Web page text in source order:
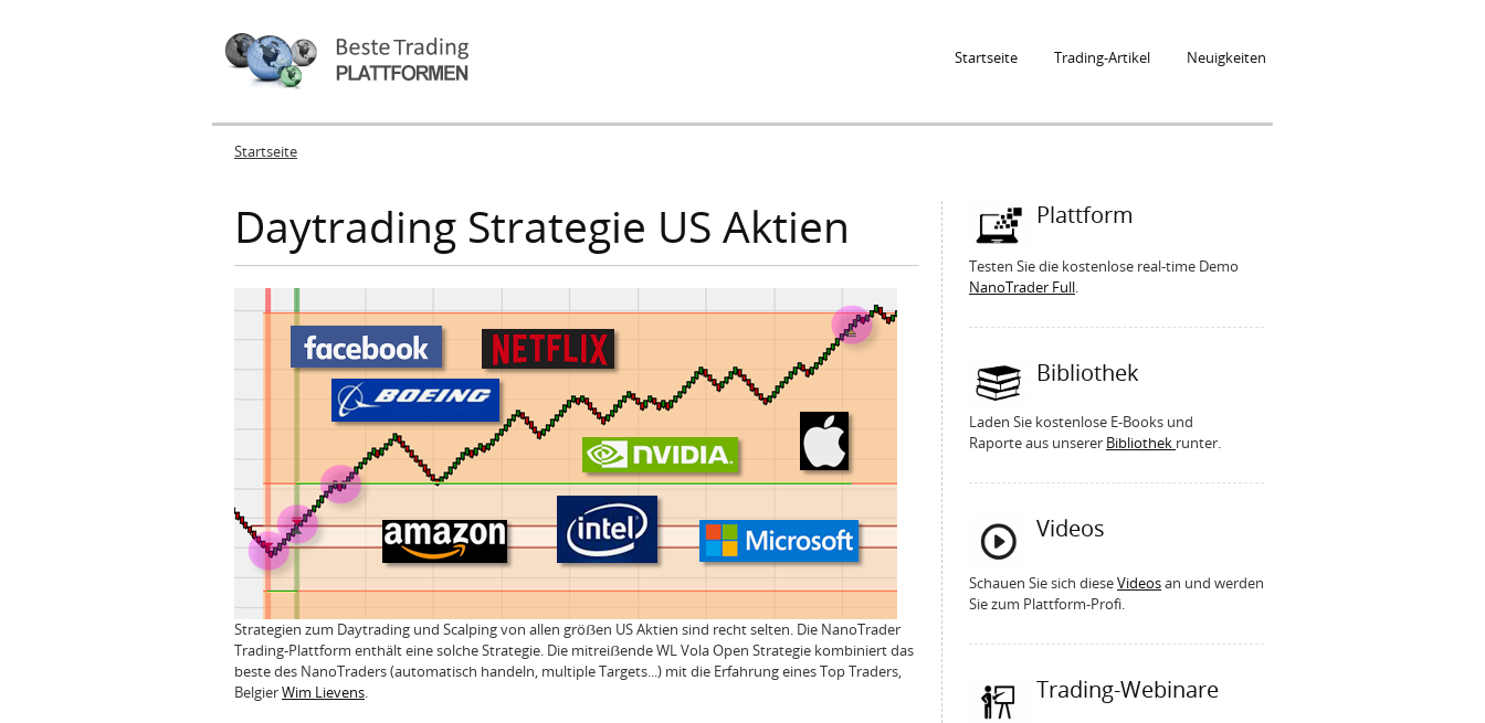
Startseite Trading-Artikel Neuigkeiten
Sie sind hier
Startseite
Daytrading Strategie US Aktien
Strategien zum Daytrading und Scalping von allen gröẞen US Aktien sind recht selten. Die NanoTrader
Trading-Plattform enthält eine solche Strategie. Die mitreiẞende WL Vola Open Strategie kombiniert das
beste des NanoTraders (automatisch handeln, multiple Targets...) mit die Erfahrung eines Top Traders,
BelgierWim Lievens.
Plattform
Testen Sie die kostenlose real-time Demo
NanoTrader Full.
Bibliothek
Laden Sie kostenlose E-Books und
Raporte aus unserer Bibliothek runter.
Videos
Schauen Sie sich dieseVideosan und werden
Sie zum Plattform-Profi.
Trading-Webinare